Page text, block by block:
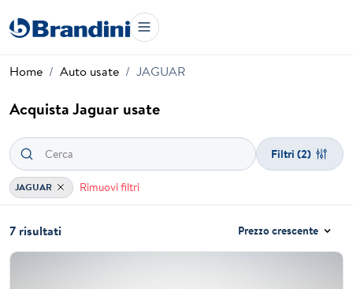
Home Auto usate JAGUAR
Acquista Jaguar usate
Filtri (2)
JAGUAR Rimuovi filtri
7 risultati Prezzo crescente